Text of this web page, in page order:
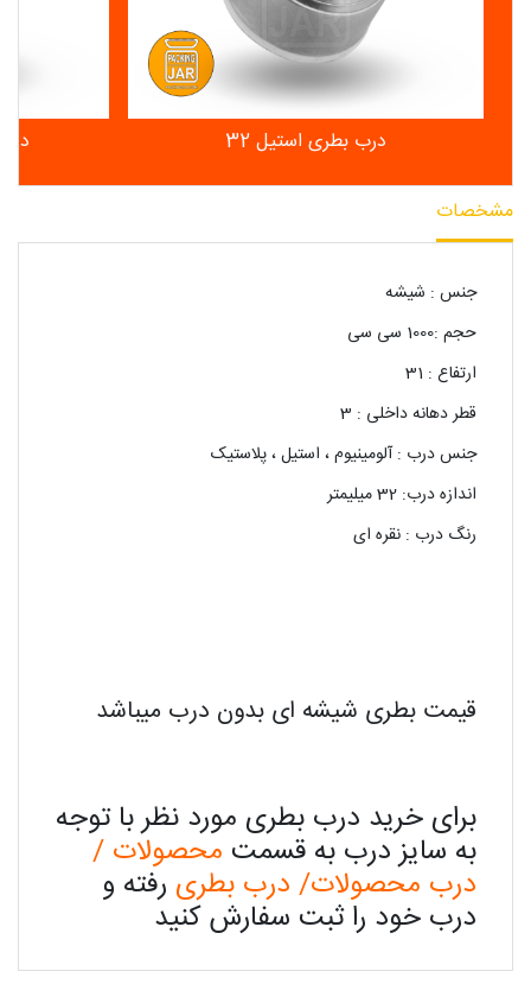
درب بطری استیل 32
مشخصات
جنس : شیشه
حجم :1000 سی سی
ارتفاع : 31
قطر دهانه داخلی : 3
جنس درب : آلومینیوم ، استیل ، پلاستیک
اندازه درب: 32 میلیمتر
رنگ درب : نقره ای
قیمت بطری شیشه ای بدون درب میباشد
برای خرید درب بطری مورد نظر با توجه
به سایز درب به قسمت محصولات /
درب محصولات/ درب بطری رفته و
درب خود را ثبت سفارش کنید